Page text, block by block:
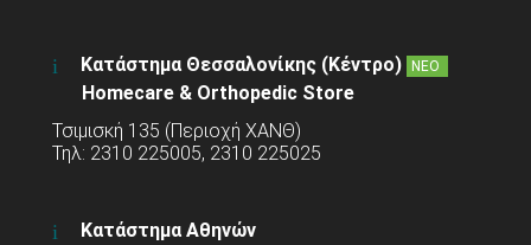
Κατάστημα Θεσσαλονίκης (Κέντρο) ΝΕΟ
Homecare & Orthopedic Store
Τσιμισκή 135 (Περιοχή ΧΑΝΘ)
Τηλ: 2310 225005, 2310 225025
Κατάστημα Αθηνών